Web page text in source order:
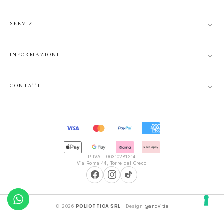
JUNIOR
GIFT CARD
SERVIZI ⌄
SPEDIZIONI
RECESSO
INFORMAZIONI ⌄
CONTATTI ⌄
9:30–13:00, 16:00–20:00
P.IVA IT06310281214
Via Roma 44, Torre del Greco
© 2026 POLIOTTICA SRL · Design @ancvitie